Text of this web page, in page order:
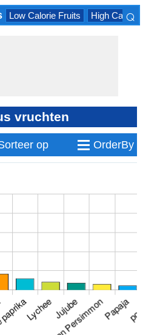
Low Calorie Fruits High Calorie
⌕
vruchten
≡ OrderBy
op